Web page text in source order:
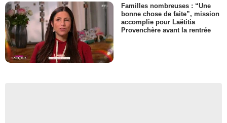
Familles nombreuses : “Une
bonne chose de faite”, mission
accomplie pour Laëtitia
Provenchère avant la rentrée